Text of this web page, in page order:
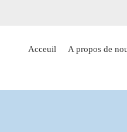
Acceuil A propos de